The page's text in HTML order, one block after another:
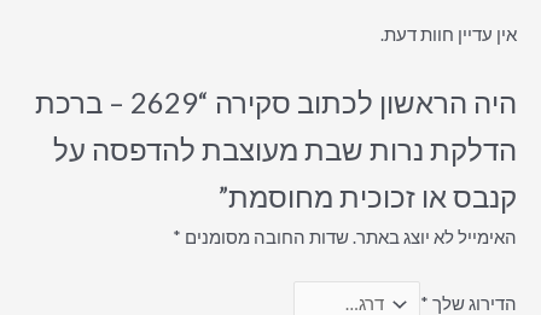
אין עדיין חוות דעת.
היה הראשון לכתוב סקירה “2629 – ברכת
הדלקת נרות שבת מעוצבת להדפסה על
קנבס או זכוכית מחוסמת”
האימייל לא יוצג באתר.שדות החובה מסומנים *
הדירוג שלך *